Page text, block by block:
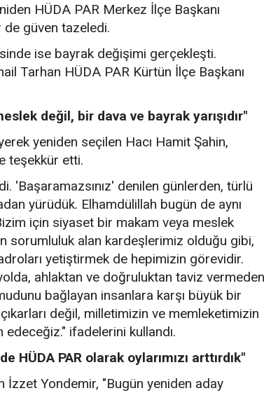
HÜDA PAR Merkez İlçe Başkanı
güven tazeledi.
ise bayrak değişimi gerçekleşti.
Tarhan HÜDA PAR Kürtün İlçe Başkanı
değil, bir dava ve bayrak yarışıdır"
yeniden seçilen Hacı Hamit Şahin,
teşekkür etti.
'Başaramazsınız' denilen günlerden, türlü
yürüdük. Elhamdülillah bugün de aynı
için siyaset bir makam veya meslek
sorumluluk alan kardeşlerimiz olduğu gibi,
yetiştirmek de hepimizin görevidir.
yolda, ahlaktan ve doğruluktan taviz vermeden
bağlayan insanlara karşı büyük bir
değil, milletimizin ve memleketimizin
ifadelerini kullandı.
PAR olarak oylarımızı arttırdık"
İzzet Yondemir, "Bugün yeniden aday